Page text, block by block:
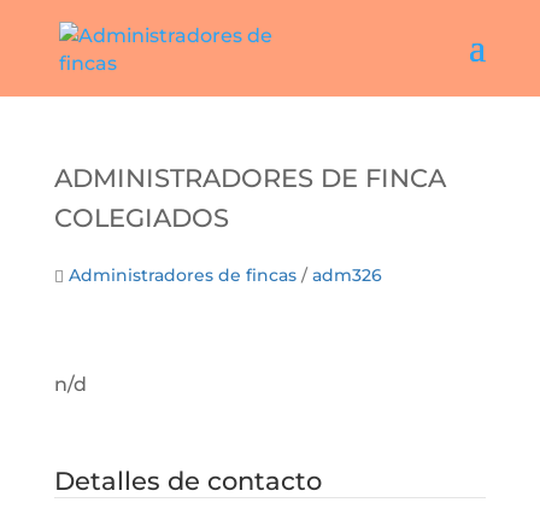
Administradores De Finca
Colegiados
Administradores de fincas/ adm326
n/d
Detalles de contacto